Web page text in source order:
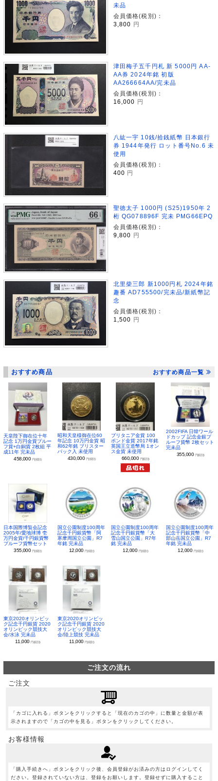
未品
会員価格(税別)：
3,800
円
津田梅子五千円札 新 5000円 AA-
AA券 2024年銘 初版
AA266664AA/完未品
会員価格(税別)：
16,000
円
八紘一宇 10銭/拾銭紙幣 日本銀行
券 1944年発行 ロット番号No.6 未
使用
会員価格(税別)：
400 円
聖徳太子 1000円 (S25)1950年 2
桁 QG078896F 完未 PMG66EPQ
会員価格(税別)：
9,800
円
北里柴三郎 新1000円札 2024年銘
趣番 AD755500/完未品/新紙幣記
念
会員価格(税別)：
1,500 円
おすすめ商品 おすすめ商品一覧
天皇陛下御在位十年
記念 1万円金貨プルー
フ貨+白銅貨 2枚組 平
成11年 完未品
458,000 円(税別)
昭和天皇様御在位60
年記念 10万円金貨 昭
和62年銘 ブリスター
パック入 未使用
430,000 円(税別)
ブリタニア金貨 100
ポンド金貨 2017年銘
英国王立造幣局 1オン
ス金貨 未使用
660,000 円(税別)
2002FIFA 日韓ワール
ドカップ 記念金銀プ
ルーフ貨幣 2枚セット
完未品
355,000 円(税別)
日本国際博覧会記念
2005年/愛地球博 壱
万円金貨/千円銀貨幣
プルーフ貨幣セット
355,000 円(税別)
国立公園制度100周年
記念千円銀貨幣「阿
寒摩周国立公園」R7
年銘 完未品
12,000 円(税別)
国立公園制度100周年
記念千円銀貨幣「大
雪山国立公園」R7年
銘 完未品
12,000 円(税別)
国立公園制度100周年
記念千円銀貨幣「中
部山岳国立公園」R7
年銘 完未品
12,000 円(税別)
東京2020オリンピッ
ク記念千円銀貨 2020
オリンピック競技大
会/水泳 完未品
11,000円(税別)
東京2020オリンピッ
ク記念千円銀貨 2020
オリンピック競技大
会/陸上競技 完未品
11,000 円(税別)
ご注文の流れ
ご注文
「カゴに入れる」ボタンをクリックすると「現在のカゴの中」に数量と金額が表
示されますので「カゴの中を見る」ボタンをクリックしてください。
お客様情報
「購入手続きへ」ボタンをクリック後、会員登録がお済みの方はログインしてく
ださい。登録されていない方は、登録をお願いします。登録せずに購入すること